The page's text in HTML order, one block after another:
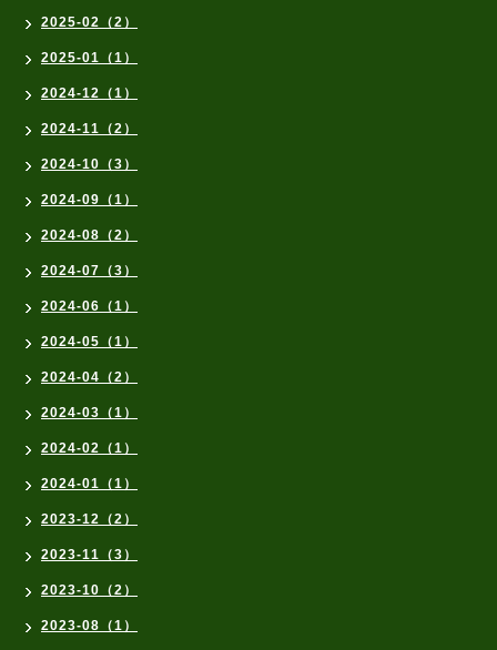
2025-02（2）
2025-01（1）
2024-12（1）
2024-11（2）
2024-10（3）
2024-09（1）
2024-08（2）
2024-07（3）
2024-06（1）
2024-05（1）
2024-04（2）
2024-03（1）
2024-02（1）
2024-01（1）
2023-12（2）
2023-11（3）
2023-10（2）
2023-08（1）